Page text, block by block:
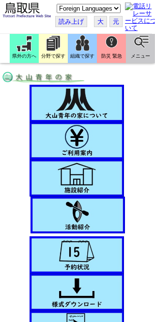
こ
の
ペ
ー
ジ
翻
訳
す
読み上げ 大 元
県外の方へ 分野で探す 組織で探す 防災 緊急 メニュー